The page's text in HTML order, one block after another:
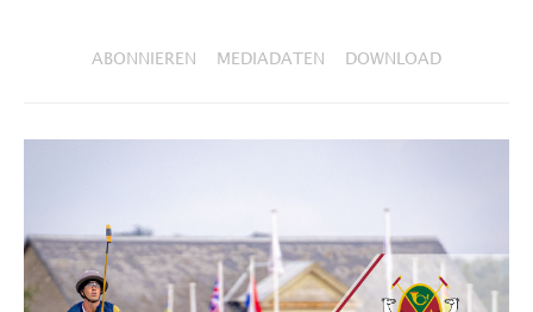
ABONNIEREN MEDIADATEN DOWNLOAD